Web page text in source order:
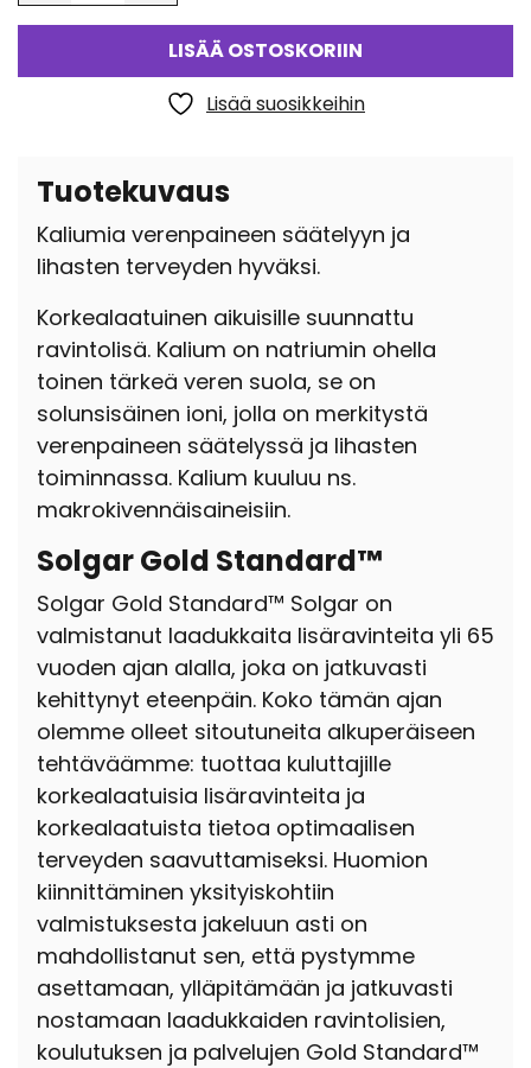
LISÄÄ OSTOSKORIIN
Lisää suosikkeihin
Tuotekuvaus
Kaliumia verenpaineen säätelyyn ja
lihasten terveyden hyväksi.
Korkealaatuinen aikuisille suunnattu
ravintolisä. Kalium on natriumin ohella
toinen tärkeä veren suola, se on
solunsisäinen ioni, jolla on merkitystä
verenpaineen säätelyssä ja lihasten
toiminnassa. Kalium kuuluu ns.
makrokivennäisaineisiin.
Solgar Gold Standard™
Solgar Gold Standard™ Solgar on
valmistanut laadukkaita lisäravinteita yli 65
vuoden ajan alalla, joka on jatkuvasti
kehittynyt eteenpäin. Koko tämän ajan
olemme olleet sitoutuneita alkuperäiseen
tehtäväämme: tuottaa kuluttajille
korkealaatuisia lisäravinteita ja
korkealaatuista tietoa optimaalisen
terveyden saavuttamiseksi. Huomion
kiinnittäminen yksityiskohtiin
valmistuksesta jakeluun asti on
mahdollistanut sen, että pystymme
asettamaan, ylläpitämään ja jatkuvasti
nostamaan laadukkaiden ravintolisien,
koulutuksen ja palvelujen Gold Standard™